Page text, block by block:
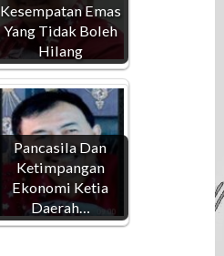
Kesempatan Emas
Yang Tidak Boleh
Hilang
Pancasila Dan
Ketimpangan
Ekonomi Ketia
Daerah…